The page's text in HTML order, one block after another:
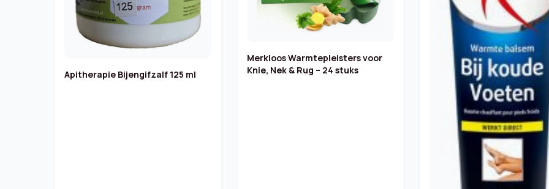
Apitherapie Bijengifzalf 125 ml
Merkloos Warmtepleisters voor
Knie, Nek & Rug – 24 stuks